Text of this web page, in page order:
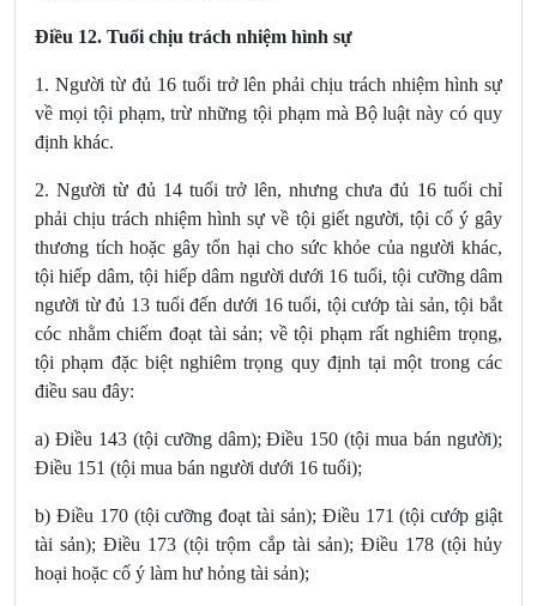
Điều 12. Tuổi chịu trách nhiệm hình sự
1. Người từ đủ 16 tuổi trở lên phải chịu trách nhiệm hình sự
về mọi tội phạm, trừ những tội phạm mà Bộ luật này có quy
định khác.
2. Người từ đủ 14 tuổi trở lên, nhưng chưa đủ 16 tuổi chỉ
phải chịu trách nhiệm hình sự về tội giết người, tội cố ý gây
thương tích hoặc gây tổn hại cho sức khỏe của người khác,
tội hiếp dâm, tội hiếp dâm người dưới 16 tuổi, tội cưỡng dâm
người từ đủ 13 tuổi đến dưới 16 tuổi, tội cướp tài sản, tội bắt
cóc nhằm chiếm đoạt tài sản; về tội phạm rất nghiêm trọng,
tội phạm đặc biệt nghiêm trọng quy định tại một trong các
điều sau đây:
a) Điều 143 (tội cưỡng dâm); Điều 150 (tội mua bán người);
Điều 151 (tội mua bán người dưới 16 tuổi);
b) Điều 170 (tội cưỡng đoạt tài sản); Điều 171 (tội cướp giật
tài sản); Điều 173 (tội trộm cắp tài sản); Điều 178 (tội hủy
hoại hoặc cố ý làm hư hỏng tài sản);